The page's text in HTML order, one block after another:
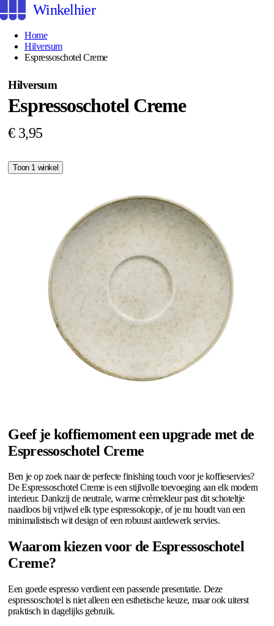
Winkelhier
Home
Hilversum
Espressoschotel Creme
Hilversum
Espressoschotel Creme
€ 3,95
Toon 1 winkel
Geef je koffiemoment een upgrade met de
Espressoschotel Creme
Ben je op zoek naar de perfecte finishing touch voor je koffieservies?
De Espressoschotel Creme is een stijlvolle toevoeging aan elk modern
interieur. Dankzij de neutrale, warme crèmekleur past dit schoteltje
naadloos bij vrijwel elk type espressokopje, of je nu houdt van een
minimalistisch wit design of een robuust aardewerk servies.
Waarom kiezen voor de Espressoschotel
Creme?
Een goede espresso verdient een passende presentatie. Deze
espressoschotel is niet alleen een esthetische keuze, maar ook uiterst
praktisch in dagelijks gebruik.